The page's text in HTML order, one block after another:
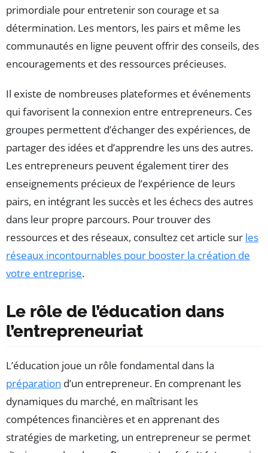
primordiale pour entretenir son courage et sa
détermination. Les mentors, les pairs et même les
communautés en ligne peuvent offrir des conseils, des
encouragements et des ressources précieuses.
Il existe de nombreuses plateformes et événements
qui favorisent la connexion entre entrepreneurs. Ces
groupes permettent d’échanger des expériences, de
partager des idées et d’apprendre les uns des autres.
Les entrepreneurs peuvent également tirer des
enseignements précieux de l’expérience de leurs
pairs, en intégrant les succès et les échecs des autres
dans leur propre parcours. Pour trouver des
ressources et des réseaux, consultez cet article sur les
réseaux incontournables pour booster la création de
votre entreprise.
Le rôle de l’éducation dans
l’entrepreneuriat
L’éducation joue un rôle fondamental dans la
préparation d’un entrepreneur. En comprenant les
dynamiques du marché, en maîtrisant les
compétences financières et en apprenant des
stratégies de marketing, un entrepreneur se permet